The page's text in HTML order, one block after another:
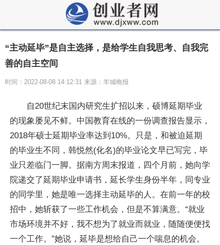
“主动延毕”是自主选择，是给学生自我思考、自我完
善的自主空间
时间：2022-08-08 14:12:31 来源：羊城晚报
自20世纪末国内研究生扩招以来，硕博延期毕业
的现象屡见不鲜。中国教育在线的一份调查报告显示，
2018年硕士延期毕业率达到10%。只是，和被迫延期
的毕业生不同，韩悦然(化名)的毕业论文早已写完，毕
业只差临门一脚。据南方周末报道，四个月前，她向学
院递交了延期毕业申请书，延长学生身份半年，同专业
的同学里，她是唯一选择主动延毕的人。在前一年的校
招中，她斩获了一些工作机会，但是不算满意。“就业
市场环境并不好，我不想为了就业而就业，随随便便找
一个工作。”她说，延毕是想给自己一个喘息的机会。